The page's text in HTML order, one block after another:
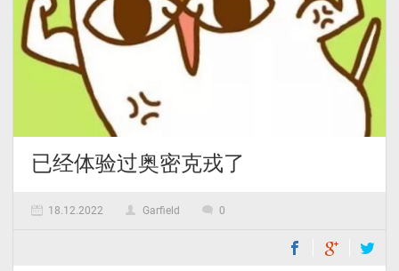
已经体验过奥密克戎了
18.12.2022 Garfield 0